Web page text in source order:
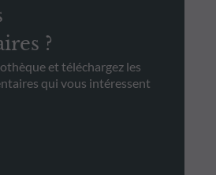
?
et téléchargez les
qui vous intéressent